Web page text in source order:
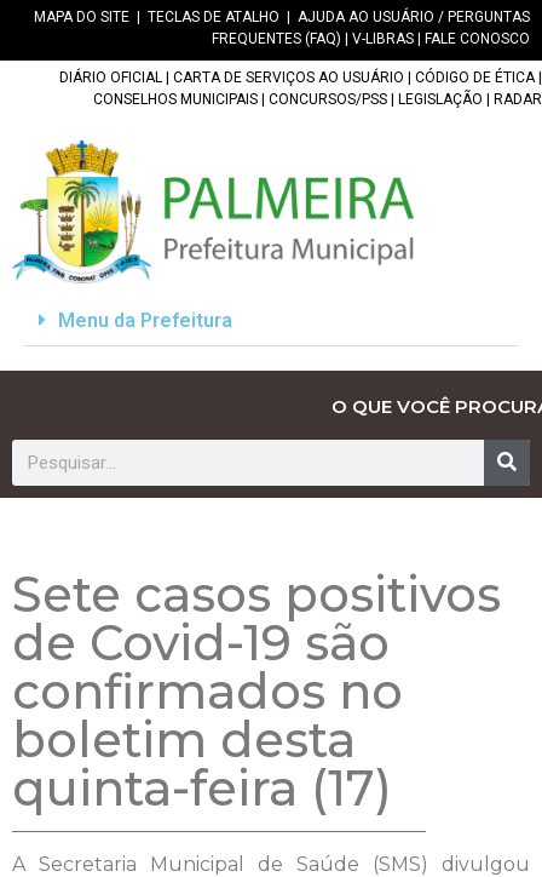
MAPA DO SITE TECLAS DE ATALHO
AJUDA AO USUÁRIO / PERGUNTAS
FREQUENTES (FAQ)
V-LIBRAS FALE CONOSCO
DIÁRIO OFICIAL CARTA DE SERVIÇOS AO USUÁRIO CÓDIGO DE ÉTICA|
CONSELHOS MUNICIPAIS
CONCURSOS/PSS LEGISLAÇÃO RADAR
Menu da Prefeitura
O QUE VOCÊ
Sete casos positivos
de Covid-19 são
confirmados no
boletim desta
quinta-feira (17)
A Secretaria Municipal de Saúde (SMS) divulgou